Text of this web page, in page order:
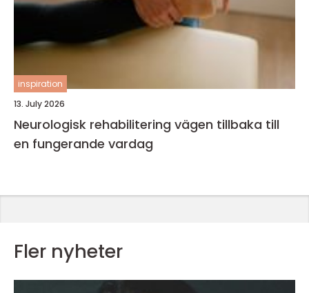
inspiration
13. July 2026
Neurologisk rehabilitering vägen tillbaka till
en fungerande vardag
Fler nyheter